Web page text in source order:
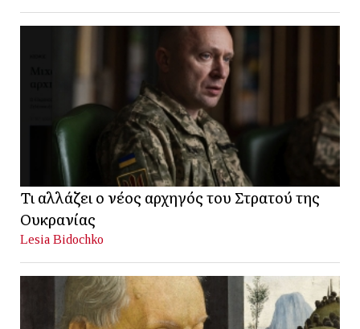
Τι αλλάζει ο νέος αρχηγός του Στρατού της
Ουκρανίας
Lesia Bidochko